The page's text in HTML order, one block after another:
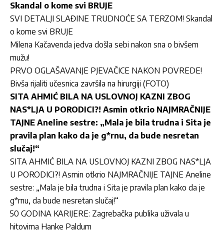
Skandal o kome svi BRUJE
SVI DETALJI SLAĐINE TRUDNOĆE SA TERZOM! Skandal
o kome svi BRUJE
Milena Kačavenda jedva došla sebi nakon sna o bivšem
mužu!
PRVO OGLAŠAVANJE PJEVAČICE NAKON POVREDE!
Bivša rijaliti učesnica završila na hirurgiji (FOTO)
SITA AHMIĆ BILA NA USLOVNOJ KAZNI ZBOG
NAS*LJA U PORODICI?! Asmin otkrio NAJMRAČNIJE
TAJNE Aneline sestre: „Mala je bila trudna i Sita je
pravila plan kako da je g*rnu, da bude nesretan
slučaj!“
SITA AHMIĆ BILA NA USLOVNOJ KAZNI ZBOG NAS*LJA
U PORODICI?! Asmin otkrio NAJMRAČNIJE TAJNE Aneline
sestre: „Mala je bila trudna i Sita je pravila plan kako da je
g*rnu, da bude nesretan slučaj!“
50 GODINA KARIJERE: Zagrebačka publika uživala u
hitovima Hanke Paldum